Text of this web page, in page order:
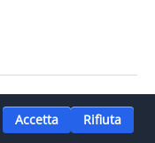
Accetta Rifiuta